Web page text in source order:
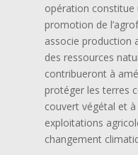
opération constitue
promotion de
associe production
des ressources
contribueront à
protéger les terres
couvert végétal et
exploitations
changement